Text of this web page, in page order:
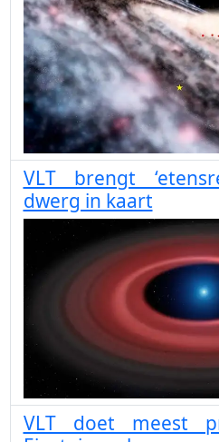
VLT brengt
dwerg in kaart
VLT doet meest